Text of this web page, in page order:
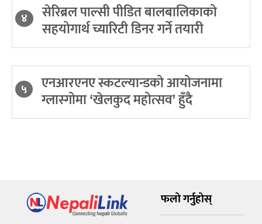
४ सेरिब्रल पाल्सी पीडित बालबालिकाको
सहयोगार्थ च्यारिटी डिनर गर्ने तयारी
५ एनआरएनए स्कटल्यान्डको आयोजनामा
ग्लास्गोमा ‘खेलकुद महोत्सव’ हुँदै
फलो गर्नुहोस्